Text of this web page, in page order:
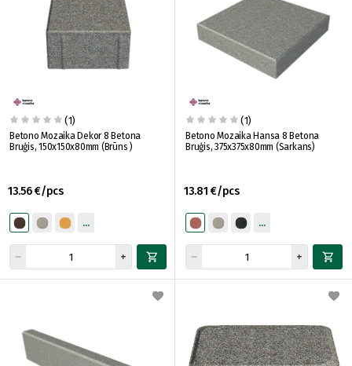
(1)
Betono Mozaika Dekor 8 Betona
Bruģis, 150x150x80mm (Brūns )
13.56 €/pcs
(1)
Betono Mozaika Hansa 8 Betona
Bruģis, 375x375x80mm (Sarkans)
13.81 €/pcs